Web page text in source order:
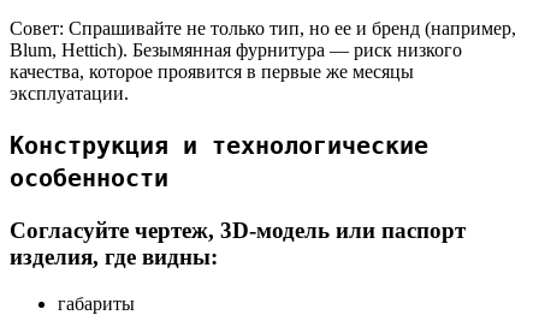
Совет: Спрашивайте не только тип, но ее и бренд (например,
Blum, Hettich). Безымянная фурнитура — риск низкого
качества, которое проявится в первые же месяцы
эксплуатации.
Конструкция и технологические
особенности
Согласуйте чертеж, 3D-модель или паспорт
изделия, где видны:
габариты